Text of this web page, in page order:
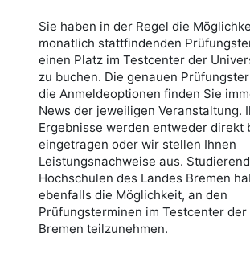
Sie haben in der Regel die
monatlich stattfindenden
einen Platz im Testcenter der
zu buchen. Die genauen
die Anmeldeoptionen finden Sie
News der jeweiligen Veranstaltung.
Ergebnisse werden entweder direkt
eingetragen oder wir stellen Ihnen
Leistungsnachweise aus.
Hochschulen des Landes Bremen
ebenfalls die Möglichkeit, an den
Prüfungsterminen im Testcenter
Bremen teilzunehmen.